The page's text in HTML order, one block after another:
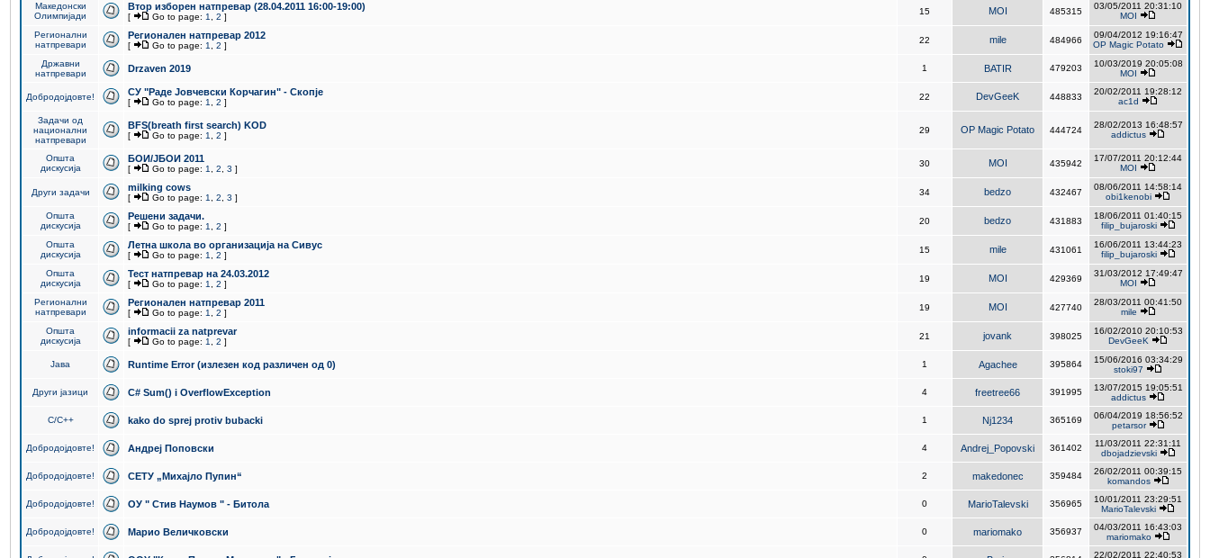
Македонски
Олимпијади
Втор изборен натпревар (28.04.2011 16:00-19:00)
[ Go to page: 1 2 ]
15 MOI 485315
03/05/2011 20:31:10
MOI
Регионални
натпревари
Регионален натпревар 2012
[ Go to page: 1 2 ]
22 mile 484966
09/04/2012 19:16:47
OP Magic Potato
Државни
натпревари
Drzaven 2019 1 BATIR 479203
10/03/2019 20:05:08
MOI
Добродојдовте! СУ "Раде Јовчевски Корчагин" - Скопје
[ Go to page: 1 2 ]
22 DevGeeK 448833
20/02/2011 19:28:12
ac1d
Задачи од
национални
натпревари
BFS(breath first search) KOD
[ Go to page: 1 2 ]
29 OP Magic Potato 444724
28/02/2013 16:48:57
addictus
Општа
дискусија
БОИ/ЈБОИ 2011
[ Go to page: 1 2 3 ]
30 MOI 435942
17/07/2011 20:12:44
MOI
Други задачи milking cows
[ Go to page: 1 2 3 ]
34 bedzo 432467
08/06/2011 14:58:14
obi1kenobi
Општа
дискусија
Решени задачи.
[ Go to page: 1 2 ]
20 bedzo 431883
18/06/2011 01:40:15
filip_bujaroski
Општа
дискусија
Летна школа во организација на Сивус
[ Go to page: 1 2 ]
15 mile 431061
16/06/2011 13:44:23
filip_bujaroski
Општа
дискусија
Тест натпревар на 24.03.2012
[ Go to page: 1 2 ]
19 MOI 429369
31/03/2012 17:49:47
MOI
Регионални
натпревари
Регионален натпревар 2011
[ Go to page: 1 2 ]
19 MOI 427740
28/03/2011 00:41:50
mile
Општа
дискусија
informacii za natprevar
[ Go to page: 1 2 ]
21 jovank 398025
16/02/2010 20:10:53
DevGeeK
Јава Runtime Error (излезен код различен од 0) 1 Agachee 395864
15/06/2016 03:34:29
stoki97
Други јазици C# Sum() i OverflowException 4 freetree66 391995
13/07/2015 19:05:51
addictus
C/C++ kako do sprej protiv bubacki 1 Nj1234 365169
06/04/2019 18:56:52
petarsor
Добродојдовте! Андреј Поповски 4 Andrej_Popovski 361402
11/03/2011 22:31:11
dbojadzievski
Добродојдовте! СЕТУ „Михајло Пупин“ 2 makedonec 359484
26/02/2011 00:39:15
komandos
Добродојдовте! ОУ " Стив Наумов " - Битола 0 MarioTalevski 356965
10/01/2011 23:29:51
MarioTalevski
Добродојдовте! Марио Величковски 0 mariomako 356937
04/03/2011 16:43:03
mariomako
22/02/2011 22:40:53